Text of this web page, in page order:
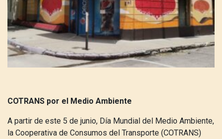
COTRANS por el Medio Ambiente
A partir de este 5 de junio, Día Mundial del Medio Ambiente,
la Cooperativa de Consumos del Transporte (COTRANS)